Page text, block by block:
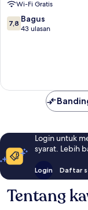
&
Travel
Old
Wi-Fi Gratis
7.8
dari
7,8 Bagus
43 ulasan
Login untuk
syarat. Lebih
Login Daftar
Tentang